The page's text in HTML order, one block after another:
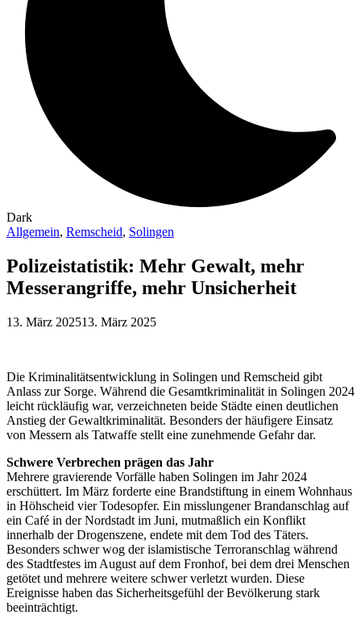
Dark
Allgemein, Remscheid, Solingen
Polizeistatistik: Mehr Gewalt, mehr
Messerangriffe, mehr Unsicherheit
13. März 202513. März 2025
Die Kriminalitätsentwicklung in Solingen und Remscheid gibt
Anlass zur Sorge. Während die Gesamtkriminalität in Solingen 2024
leicht rückläufig war, verzeichneten beide Städte einen deutlichen
Anstieg der Gewaltkriminalität. Besonders der häufigere Einsatz
von Messern als Tatwaffe stellt eine zunehmende Gefahr dar.
Schwere Verbrechen prägen das Jahr
Mehrere gravierende Vorfälle haben Solingen im Jahr 2024
erschüttert. Im März forderte eine Brandstiftung in einem Wohnhaus
in Höhscheid vier Todesopfer. Ein misslungener Brandanschlag auf
ein Café in der Nordstadt im Juni, mutmaßlich ein Konflikt
innerhalb der Drogenszene, endete mit dem Tod des Täters.
Besonders schwer wog der islamistische Terroranschlag während
des Stadtfestes im August auf dem Fronhof, bei dem drei Menschen
getötet und mehrere weitere schwer verletzt wurden. Diese
Ereignisse haben das Sicherheitsgefühl der Bevölkerung stark
beeinträchtigt.